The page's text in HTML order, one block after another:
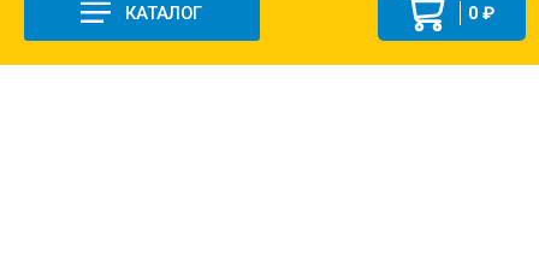
КАТАЛОГ 0 ₽